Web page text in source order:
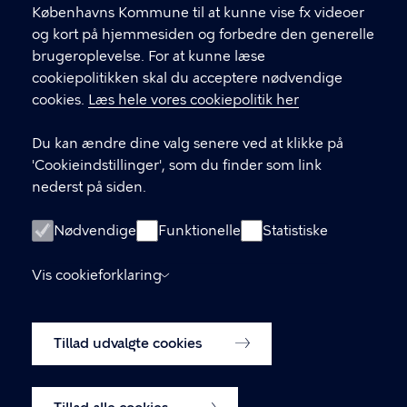
Københavns Kommune til at kunne vise fx videoer
og kort på hjemmesiden og forbedre den generelle
brugeroplevelse. For at kunne læse
cookiepolitikken skal du acceptere nødvendige
cookies. Læs hele vores cookiepolitik her
Du kan ændre dine valg senere ved at klikke på
'Cookieindstillinger', som du finder som link
nederst på siden.
Nødvendige Funktionelle Statistiske
Vis cookieforklaring
Tillad udvalgte cookies
CVR-nummer64942212
GENVEJE
Digital Post
Databeskyttelse
Tilgængelighedserklæring
Om hjemmesiden
Cookiepolitik